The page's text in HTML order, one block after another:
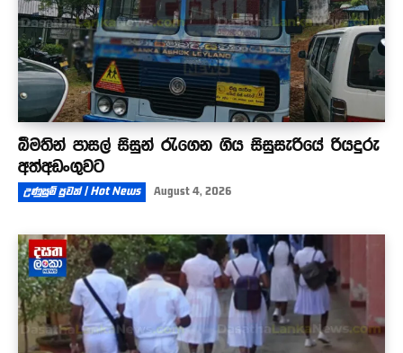
බීමතින් පාසල් සිසුන් රැගෙන ගිය සිසුසැරියේ රියදුරු
අත්අඩංගුවට
උණුසුම් පුවත් | Hot News August 4, 2026